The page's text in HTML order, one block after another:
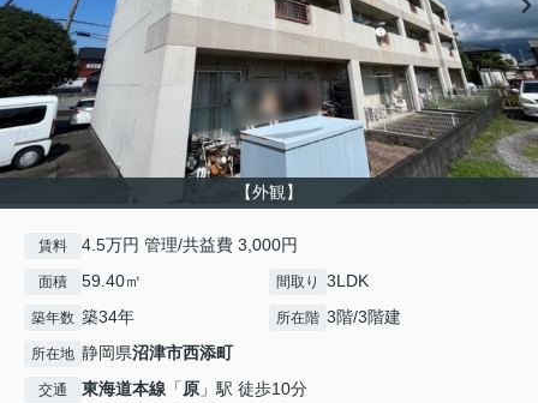
【外観】
賃料 4.5万円 管理/共益費 3,000円
面積 59.40㎡ 間取り 3LDK
築年数 築34年 所在階 3階/3階建
所在地 静岡県沼津市西添町
交通 東海道本線 「原 」駅 徒歩10分